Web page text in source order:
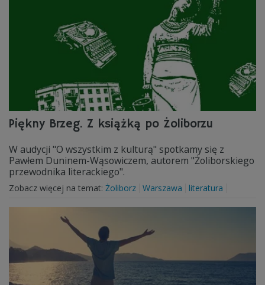
Piękny Brzeg. Z książką po Żoliborzu
W audycji "O wszystkim z kulturą" spotkamy się z
Pawłem Duninem-Wąsowiczem, autorem "Żoliborskiego
przewodnika literackiego".
Zobacz więcej na temat: Żoliborz Warszawa literatura